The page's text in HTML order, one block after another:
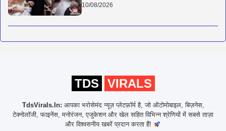
10/08/2026
TDS VIRALS
TdsVirals.In: आपका भरोसेमंद न्यूज़ प्लेटफ़ॉर्म है, जो ऑटोमोबाइल, बिज़नेस,
टेक्नोलॉजी, फाइनेंस, मनोरंजन, एजुकेशन और खेल सहित विभिन्न श्रेणियों में सबसे ताज़ा
और विश्वसनीय खबरें प्रदान करता हैं!